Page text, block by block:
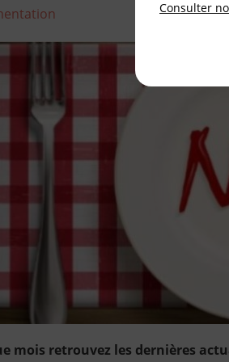
mois retrouvez les dernières
Consulter